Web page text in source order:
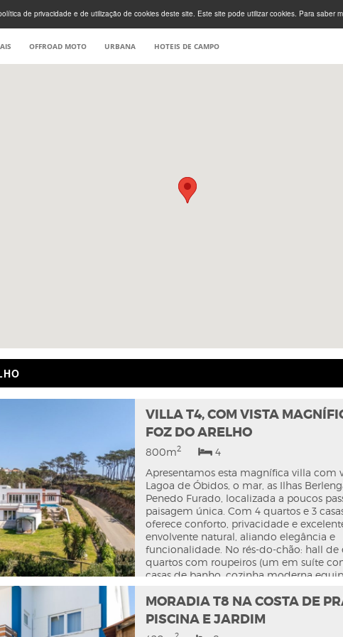
de privacidade e de utilização de cookies deste site. Este site pode utilizar cookies. Para saber
OFFROAD MOTO URBANA HOTEIS DE CAMPO
VILLA T4, COM VISTA
FOZ DO ARELHO
800m2
4
Apresentamos esta magnífica villa com
Lagoa de Óbidos, o mar, as Ilhas
Penedo Furado, localizada a poucos
paisagem única. Com 4 quartos e 3
oferece conforto, privacidade e
envolvente natural, aliando elegância e
funcionalidade. No rés-do-chão: hall de
quartos com roupeiros (um em suíte
casas de banho, cozinha moderna
Equipada com chão radiante para
conforto. No exterior, jardim cuidado e
criam o espaço ideal para lazer. Inclui
MORADIA T8 NA COSTA DE
PISCINA E JARDIM